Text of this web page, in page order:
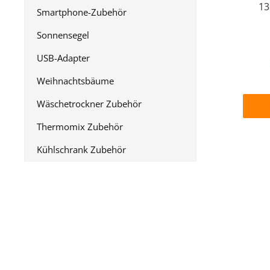
Smartphone-Zubehör
Sonnensegel
USB-Adapter
Weihnachtsbäume
Wäschetrockner Zubehör
Thermomix Zubehör
Kühlschrank Zubehör